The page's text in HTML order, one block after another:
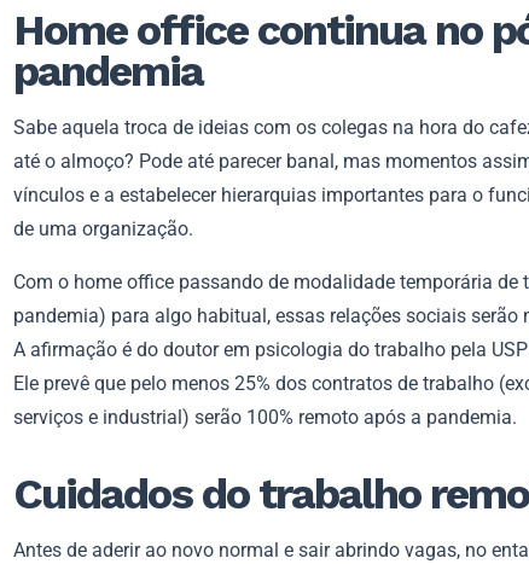
Home office continua no
pandemia
Sabe aquela troca de ideias com os colegas na hora do
até o almoço? Pode até parecer banal, mas momentos
vínculos e a estabelecer hierarquias importantes para o
de uma organização.
Com o home office passando de modalidade temporária de
pandemia) para algo habitual, essas relações sociais serão
A afirmação é do doutor em psicologia do trabalho pela
Ele prevê que pelo menos 25% dos contratos de trabalho
serviços e industrial) serão 100% remoto após a pandemia.
Cuidados do trabalho
Antes de aderir ao novo normal e sair abrindo vagas, no